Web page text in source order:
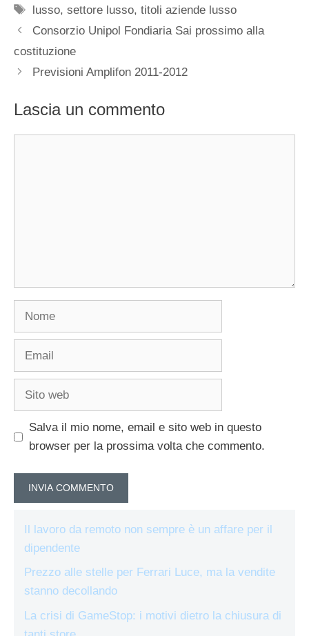
Tag
lusso,settore lusso,titoli aziende lusso
Consorzio Unipol Fondiaria Sai prossimo alla
costituzione
Previsioni Amplifon 2011-2012
Lascia un commento
Nome
Email
Sito
Salva il mio nome, email e sito web in questo
browser per la prossima volta che commento.
Il lavoro da remoto non sempre è un affare per il
dipendente
Prezzo alle stelle per Ferrari Luce, ma la vendite
stanno decollando
La crisi di GameStop: i motivi dietro la chiusura di